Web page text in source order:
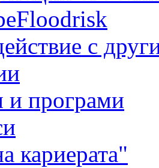
с
и програми
кариерата"